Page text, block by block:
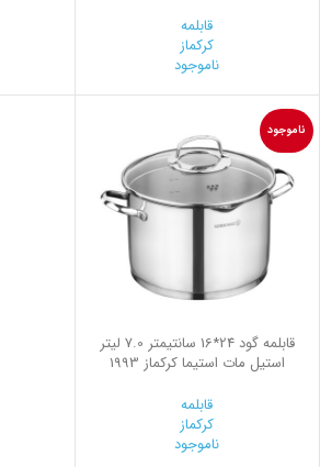
قابلمه
کرکماز
ناموجود
ناموجود
قابلمه گود 24*16 سانتیمتر 7.0 لیتر
استیل مات استیما کرکماز 1993
قابلمه
کرکماز
ناموجود